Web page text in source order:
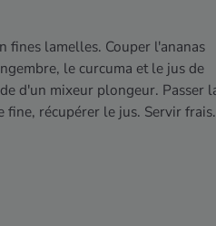
fines lamelles. Couper l'ananas
le curcuma et le jus de
d'un mixeur plongeur. Passer
fine, récupérer le jus. Servir frais.